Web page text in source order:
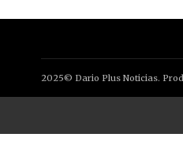
2025© Dario Plus Noticias.